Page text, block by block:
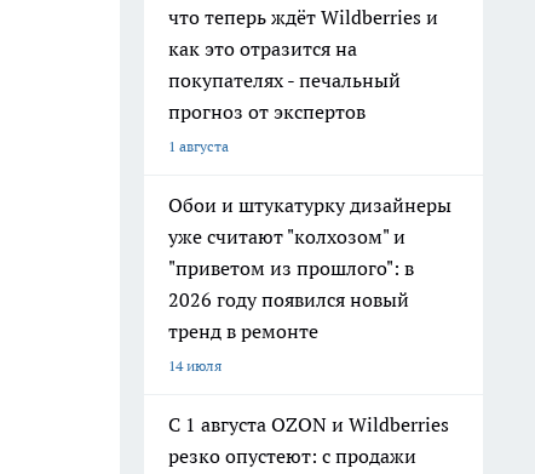
что теперь ждёт Wildberries и
как это отразится на
покупателях - печальный
прогноз от экспертов
1 августа
Обои и штукатурку дизайнеры
уже считают "колхозом" и
"приветом из прошлого": в
2026 году появился новый
тренд в ремонте
14 июля
С 1 августа OZON и Wildberries
резко опустеют: с продажи